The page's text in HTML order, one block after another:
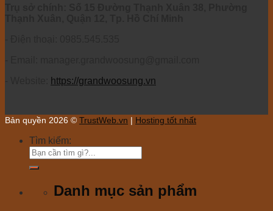
https://grandwoosung.vn
Bản quyền 2026 © TrustWeb.vn | Hosting tốt nhất
Tìm kiếm:
Danh mục sản phẩm